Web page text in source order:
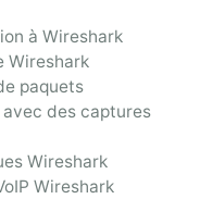
à Wireshark
Wireshark
paquets
avec des captures
Wireshark
Wireshark